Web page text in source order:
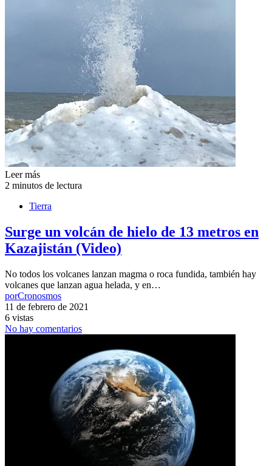
Leer más
2 minutos de lectura
Tierra
Surge un volcán de hielo de 13 metros en
Kazajistán (Video)
No todos los volcanes lanzan magma o roca fundida, también hay
volcanes que lanzan agua helada, y en…
porCronosmos
11 de febrero de 2021
6 vistas
No hay comentarios